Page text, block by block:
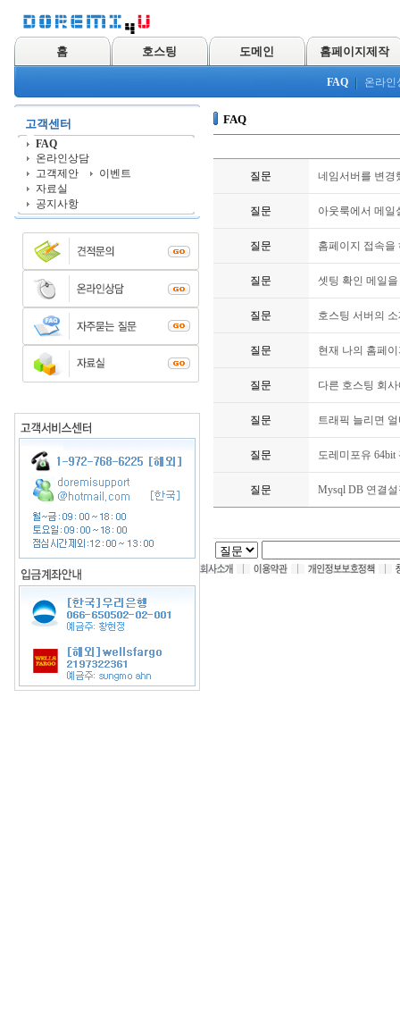
홈 호스팅 도메인 홈페이지제작
FAQ 온라인
고객센터
FAQ
온라인상담
고객제안
이벤트
자료실
공지사항
FAQ
질문 네임서버를 변경
질문 아웃룩에서 메일
질문 홈페이지 접속을
질문 셋팅 확인 메일
질문 호스팅 서버의
질문 현재 나의 홈페
질문 다른 호스팅 회
질문 트래픽 늘리면
질문 도레미포유
질문 Mysql DB 연결